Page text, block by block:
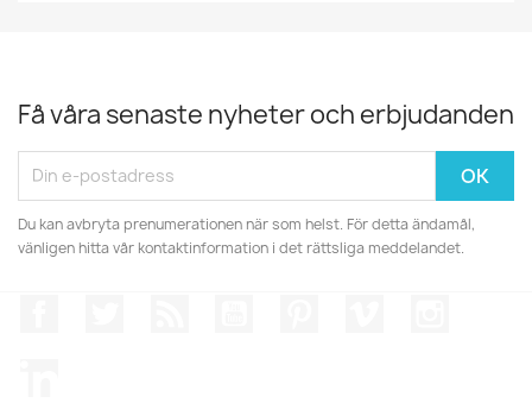
Få våra senaste nyheter och erbjudanden
Du kan avbryta prenumerationen när som helst. För detta ändamål,
vänligen hitta vår kontaktinformation i det rättsliga meddelandet.